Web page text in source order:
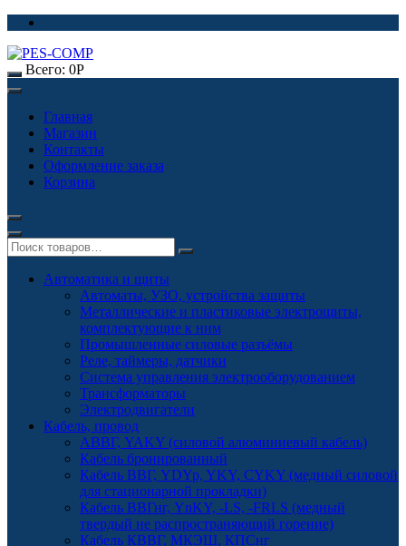
Всего: 0Р
Главная
Магазин
Контакты
Оформление заказа
Корзина
Автоматика и щиты
Автоматы, УЗО, устройства защиты
Металлические и пластиковые электрощиты,
комплектующие к ним
Промышленные силовые разъёмы
Реле, таймеры, датчики
Система управления электрооборудованием
Трансформаторы
Электродвигатели
Кабель, провод
АВВГ, YAKY (силовой алюминиевый кабель)
Кабель бронированный
Кабель ВВГ, YDYp, YKY, CYKY (медный силовой
для стационарной прокладки)
Кабель ВВГнг, YnKY, -LS, -FRLS (медный
твердый не распространяющий горение)
Кабель КВВГ, МКЭШ, КПСнг